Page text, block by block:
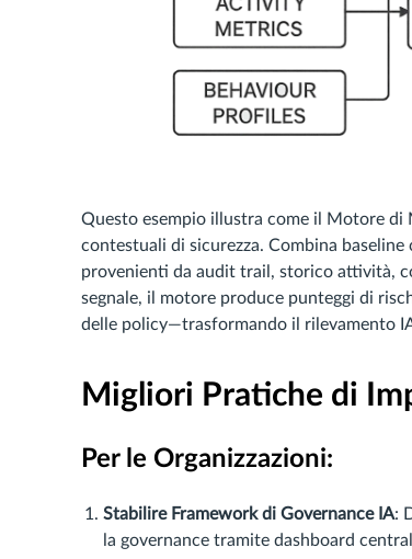
Questo esempio illustra come il Motore di
contestuali di sicurezza. Combina
provenienti da audit trail, storico attività,
segnale, il motore produce punteggi di
delle policy—trasformando il rilevamento
Migliori Pratiche di
Per le Organizzazioni:
Stabilire Framework di Governance IA:
la governance tramite dashboard